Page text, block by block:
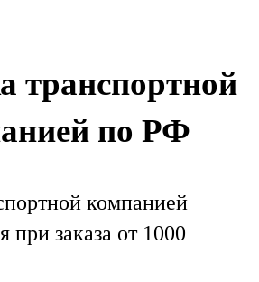
транспортной
по РФ
компанией
при заказа от 1000